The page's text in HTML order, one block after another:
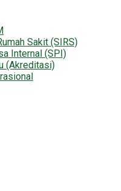
Sakit (SIRS)
Internal (SPI)
(Akreditasi)